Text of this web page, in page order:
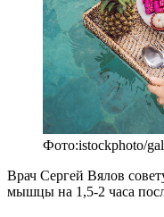
Фото:istockphoto/
Врач Сергей Вялов
мышцы на 1,5-2 часа